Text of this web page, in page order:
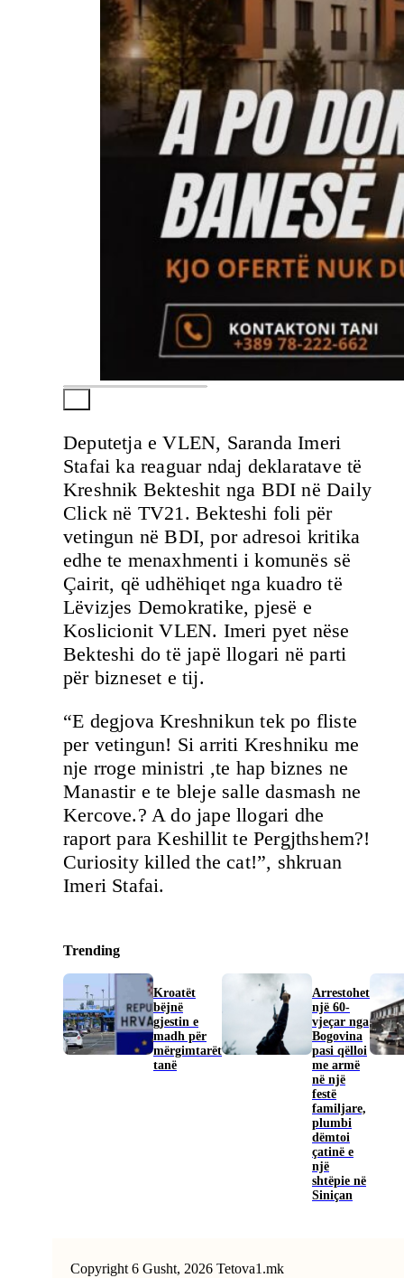
Deputetja e VLEN, Saranda Imeri
Stafai ka reaguar ndaj deklaratave të
Kreshnik Bekteshit nga BDI në Daily
Click në TV21. Bekteshi foli për
vetingun në BDI, por adresoi kritika
edhe te menaxhmenti i komunës së
Çairit, që udhëhiqet nga kuadro të
Lëvizjes Demokratike, pjesë e
Koslicionit VLEN. Imeri pyet nëse
Bekteshi do të japë llogari në parti
për bizneset e tij.
“E degjova Kreshnikun tek po fliste
per vetingun! Si arriti Kreshniku me
nje rroge ministri ,te hap biznes ne
Manastir e te bleje salle dasmash ne
Kercove.? A do jape llogari dhe
raport para Keshillit te Pergjthshem?!
Curiosity killed the cat!”, shkruan
Imeri Stafai.
Trending
Kroatët
bëjnë
gjestin e
madh për
mërgimtarët
tanë
Arrestohet
një 60-
vjeçar nga
Bogovina
pasi qëlloi
me armë
në një
festë
familjare,
plumbi
dëmtoi
çatinë e
një
shtëpie në
Siniçan
Copyright 6 Gusht, 2026 Tetova1.mk